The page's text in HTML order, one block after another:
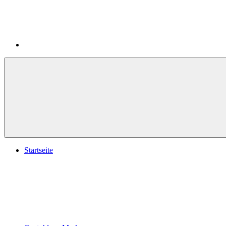
Startseite